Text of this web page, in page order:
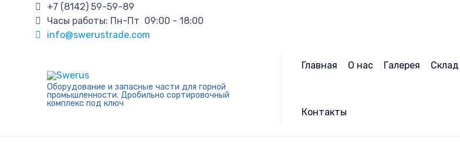
+7 (8142) 59-59-89
Часы работы: Пн-Пт 09:00 - 18:00
info@swerustrade.com
Оборудование и запасные части для горной
промышленности. Дробильно сортировочный
комплекс под ключ
Главная О нас Галерея Склад
Контакты